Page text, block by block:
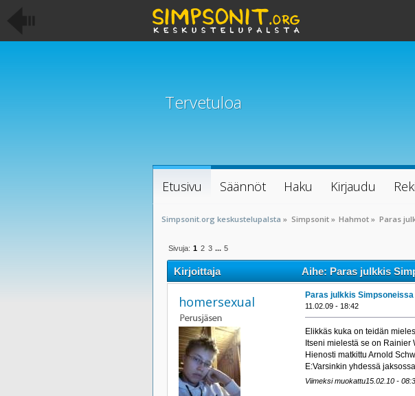
Tervetuloa
Etusivu Säännöt Haku Kirjaudu
Simpsonit.org keskustelupalsta » Simpsonit» Hahmot » Paras
Sivuja: 1 2 3 ... 5
Kirjoittaja Aihe: Paras julkkis
homersexual Paras julkkis Simpsoneissa
11.02.09 - 18:42
Elikkäs kuka on teidän
Itseni mielestä se on
Hienosti matkittu Arnold
E:Varsinkin yhdessä
Viimeksi muokattu15.02.10 -